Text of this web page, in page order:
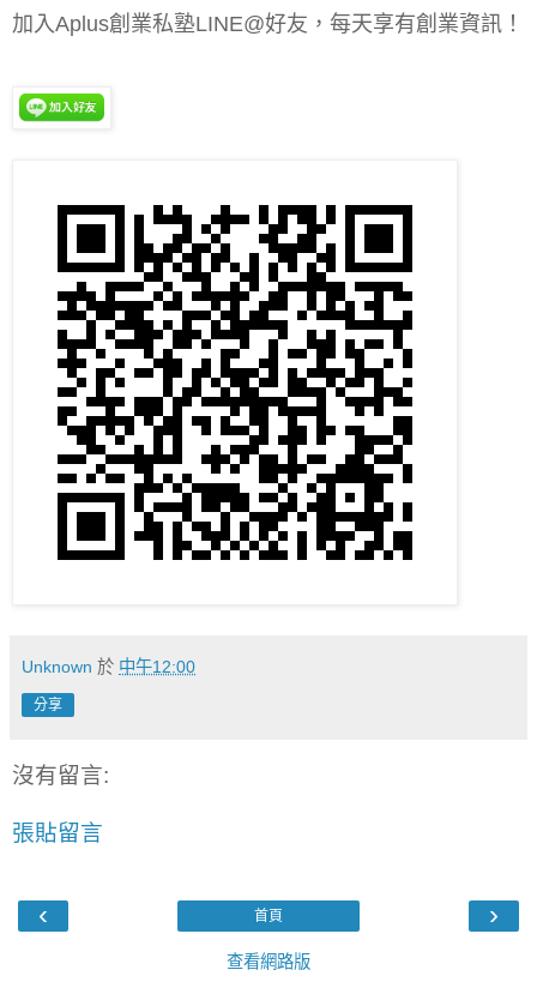
加入Aplus創業私塾LINE@好友，每天享有創業資訊！
Unknown 於 中午12:00
分享
沒有留言:
張貼留言
‹ ›
首頁
查看網路版